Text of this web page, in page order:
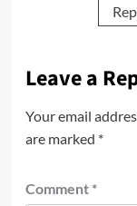
Leave a
Your email
are marked *
Comment *